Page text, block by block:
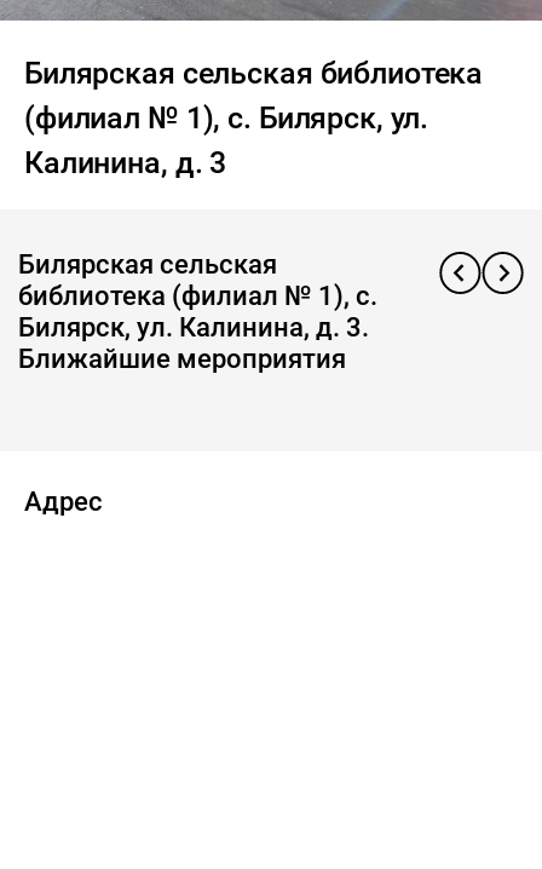
Билярская сельская библиотека
(филиал № 1), с. Билярск, ул.
Калинина, д. 3
Билярская сельская
библиотека (филиал № 1), с.
Билярск, ул. Калинина, д. 3.
Ближайшие мероприятия
Адрес